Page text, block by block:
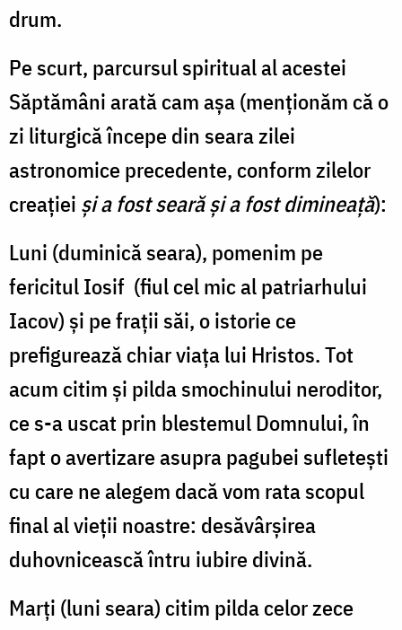
drum.
Pe scurt, parcursul spiritual al acestei
Săptămâni arată cam aşa (menţionăm că o
zi liturgică începe din seara zilei
astronomice precedente, conform zilelor
creaţiei şi a fost seară şi a fost dimineaţă):
Luni (duminică seara), pomenim pe
fericitul Iosif (fiul cel mic al patriarhului
Iacov) şi pe fraţii săi, o istorie ce
prefigurează chiar viaţa lui Hristos. Tot
acum citim şi pilda smochinului neroditor,
ce s-a uscat prin blestemul Domnului, în
fapt o avertizare asupra pagubei sufleteşti
cu care ne alegem dacă vom rata scopul
final al vieţii noastre: desăvârşirea
duhovnicească întru iubire divină.
Marţi (luni seara) citim pilda celor zece